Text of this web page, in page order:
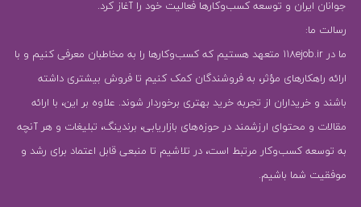
جوانان ایران و توسعه کسب‌وکارها فعالیت خود را آغاز کرد.
رسالت ما:
ما در 118ejob.ir متعهد هستیم که کسب‌وکارها را به مخاطبان معرفی کنیم و با
ارائه راهکارهای مؤثر، به فروشندگان کمک کنیم تا فروش بیشتری داشته
باشند و خریداران از تجربه خرید بهتری برخوردار شوند. علاوه بر این، با ارائه
مقالات و محتوای ارزشمند در حوزه‌های بازاریابی، برندینگ، تبلیغات و هر آنچه
به توسعه کسب‌وکار مرتبط است، در تلاشیم تا منبعی قابل اعتماد برای رشد و
موفقیت شما باشیم.